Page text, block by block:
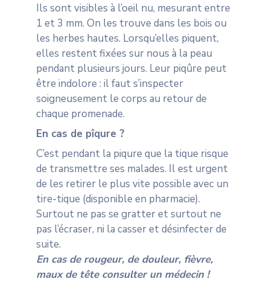
Ils sont visibles à l’oeil nu, mesurant entre
1 et 3 mm. On les trouve dans les bois ou
les herbes hautes. Lorsqu’elles piquent,
elles restent fixées sur nous à la peau
pendant plusieurs jours. Leur piqûre peut
être indolore : il faut s’inspecter
soigneusement le corps au retour de
chaque promenade.
En cas de pîqure ?
C’est pendant la piqure que la tique risque
de transmettre ses malades. Il est urgent
de les retirer le plus vite possible avec un
tire-tique (disponible en pharmacie).
Surtout ne pas se gratter et surtout ne
pas l’écraser, ni la casser et désinfecter de
suite.
En cas de rougeur, de douleur, fièvre,
maux de tête consulter un médecin !